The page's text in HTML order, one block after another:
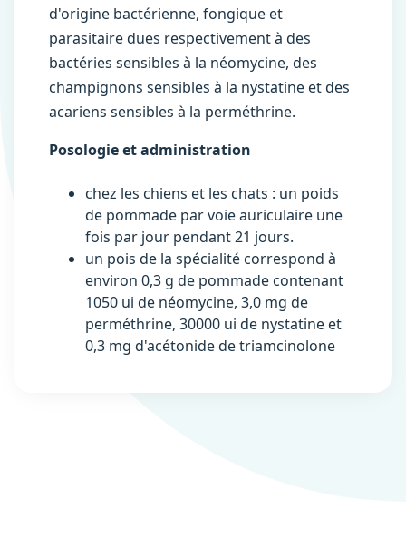
d'origine bactérienne, fongique et
parasitaire dues respectivement à des
bactéries sensibles à la néomycine, des
champignons sensibles à la nystatine et des
acariens sensibles à la perméthrine.
Posologie et administration
chez les chiens et les chats : un poids
de pommade par voie auriculaire une
fois par jour pendant 21 jours.
un pois de la spécialité correspond à
environ 0,3 g de pommade contenant
1050 ui de néomycine, 3,0 mg de
perméthrine, 30000 ui de nystatine et
0,3 mg d'acétonide de triamcinolone